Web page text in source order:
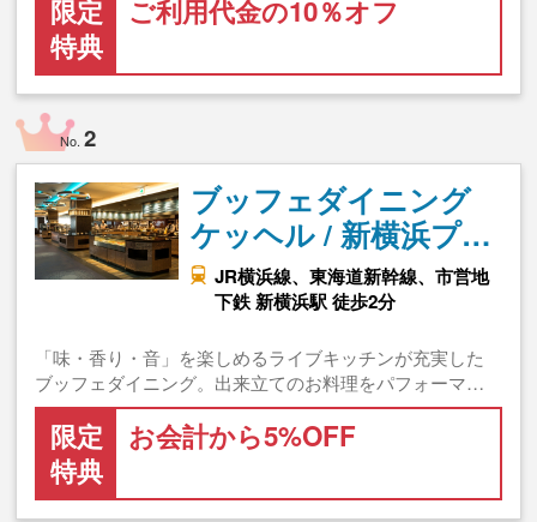
限定
特典
ご利用代金の10％オフ
No.2
ブッフェダイニング
ケッヘル / 新横浜プ…
JR横浜線、東海道新幹線、市営地
下鉄 新横浜駅 徒歩2分
「味・香り・音」を楽しめるライブキッチンが充実した
ブッフェダイニング。出来立てのお料理をパフォーマ…
限定
特典
お会計から5%OFF